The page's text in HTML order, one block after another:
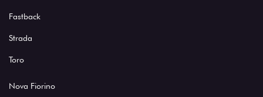
Fastback
Strada
Toro
Nova Fiorino